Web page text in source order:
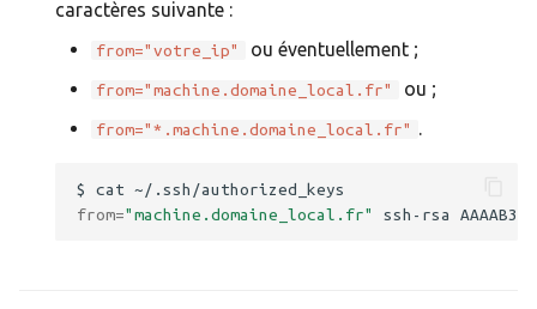
caractères suivante :
from="votre_ip" ou éventuellement ;
from="machine.domaine_local.fr" ou ;
from="*.machine.domaine_local.fr" .
from="machine.domaine_local.fr"